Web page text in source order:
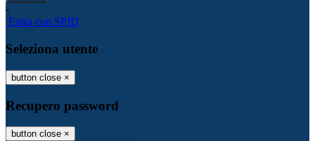
-
Entra con SPID
Seleziona utente
button close ×
Recupero password
button close ×